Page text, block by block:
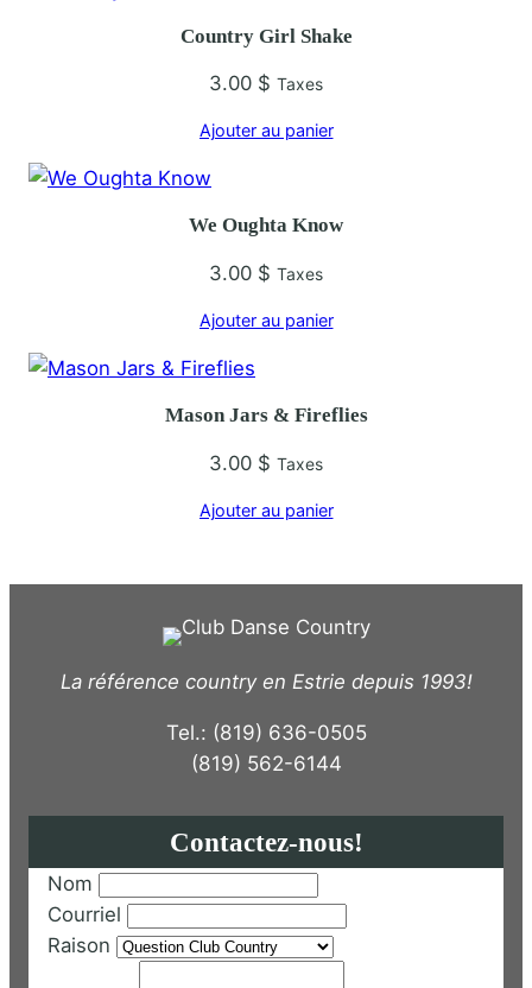
s
Country Girl Shake
3.00 $ Taxes
Ajouter au panier
We Oughta Know
3.00 $ Taxes
Ajouter au panier
Mason Jars & Fireflies
3.00 $ Taxes
Ajouter au panier
La référence country en Estrie depuis 1993!
Tel.: (819) 636-0505
(819) 562-6144
Contactez-nous!
Nom
Courriel
Raison